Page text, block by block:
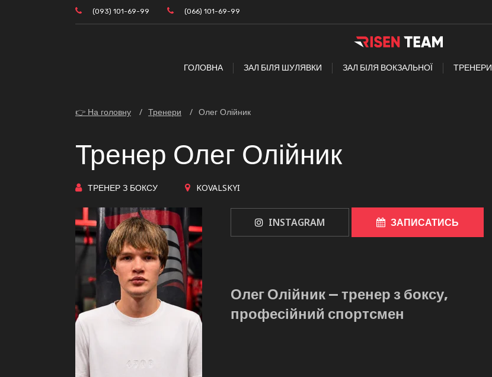
(093) 101-69-99 (066) 101-69-99
ГОЛОВНА ЗАЛ БІЛЯ ШУЛЯВКИ ЗАЛ БІЛЯ ВОКЗАЛЬНОЇ ТРЕНЕРИ
👉 На головну Тренери Олег Олійник
Тренер Олег Олійник
ТРЕНЕР З БОКСУ KOVALSKYI
INSTAGRAM ЗАПИСАТИСЬ
Олег Олійник — тренер з боксу,
професійний спортсмен